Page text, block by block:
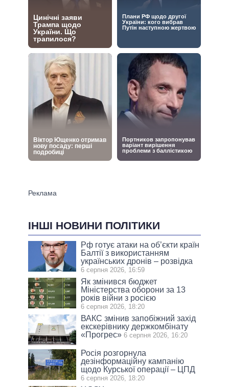
ІНШІ НОВИНИ ПОЛІТИКИ
Рф готує атаки на об’єкти країн
Балтії з використанням
українських дронів – розвідка
6 серпня 2026, 16:59
Як змінився бюджет
Міністерства оборони за 13
років війни з росією
6 серпня 2026, 18:20
ВАКС змінив запобіжний захід
екскерівнику держкомбінату
«Прогрес» 6 серпня 2026, 16:20
Росія розгорнула
дезінформаційну кампанію
щодо Курської операції – ЦПД
6 серпня 2026, 18:20